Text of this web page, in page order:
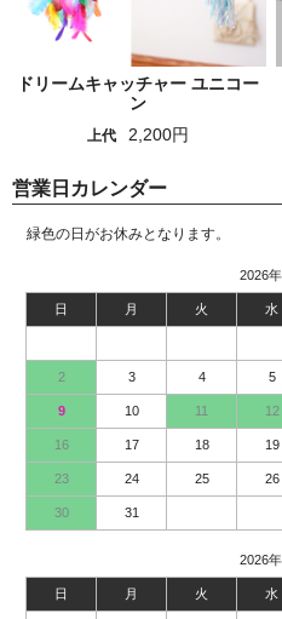
ドリームキャッチャー ユニコー
ン
上代 2,200円
営業日カレンダー
緑色の日がお休みとなります。
2026
日 月 火 水
2 3 4 5
9 10 11 12
16 17 18 19
23 24 25 26
30 31
2026
日 月 火 水